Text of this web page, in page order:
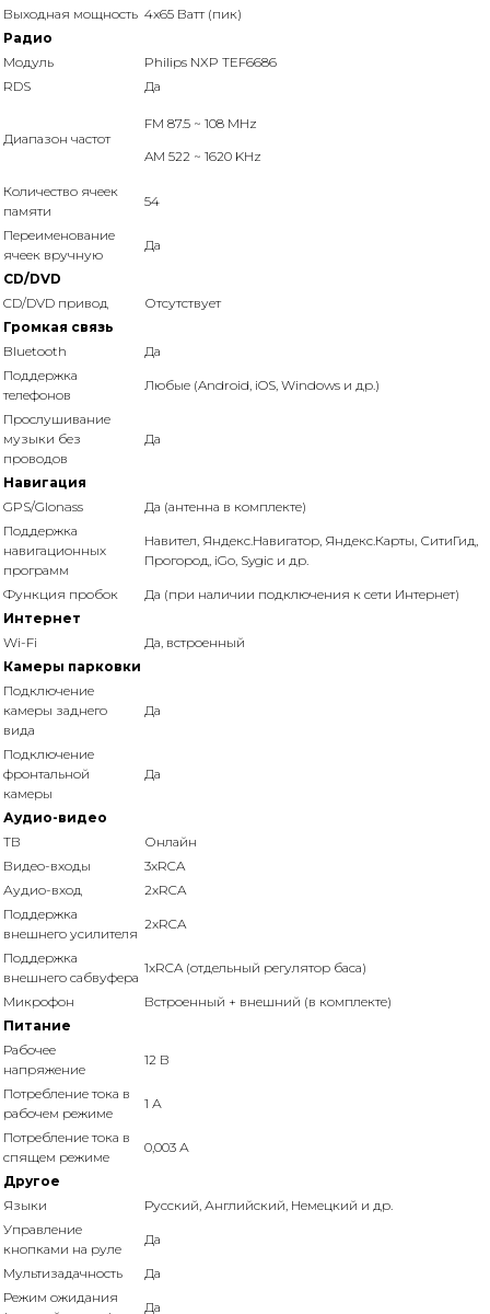
Выходная мощность 4x65 Ватт (пик)
Радио
Модуль
Philips NXP TEF6686
RDS
Да
Диапазон частот
FM 87.5 ~ 108 MHz
AM 522 ~ 1620 KHz
Количество ячеек
памяти
54
Переименование
ячеек вручную
Да
CD/DVD
CD/DVD привод
Отсутствует
Громкая связь
Bluetooth
Да
Поддержка
телефонов
Любые (Android, iOS, Windows и др.)
Прослушивание
музыки без
проводов
Да
Навигация
GPS/Glonass
Да (антенна в комплекте)
Поддержка
навигационных
программ
Навител, Яндекс.Навигатор, Яндекс.Карты, СитиГид,
Прогород, iGo, Sygic и др.
Функция пробок
Да (при наличии подключения к сети Интернет)
Интернет
Wi-Fi
Да, встроенный
Камеры парковки
Подключение
камеры заднего
вида
Да
Подключение
фронтальной
камеры
Да
Аудио-видео
ТВ
Онлайн
Видео-входы
3xRCA
Аудио-вход
2xRCA
Поддержка
внешнего усилителя
2xRCA
Поддержка
внешнего сабвуфера
1xRCA (отдельный регулятор баса)
Микрофон
Встроенный + внешний (в комплекте)
Питание
Рабочее
напряжение
12 В
Потребление тока в
рабочем режиме
1 А
Потребление тока в
спящем режиме
0,003 А
Другое
Языки
Русский, Английский, Немецкий и др.
Управление
кнопками на руле
Да
Мультизадачность
Да
Режим ожидания
Да